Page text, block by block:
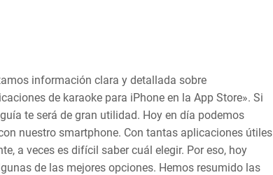
información clara y detallada sobre
de karaoke para iPhone en la App Store». Si
te será de gran utilidad. Hoy en día podemos
nuestro smartphone. Con tantas aplicaciones útiles
a veces es difícil saber cuál elegir. Por eso, hoy
de las mejores opciones. Hemos resumido las